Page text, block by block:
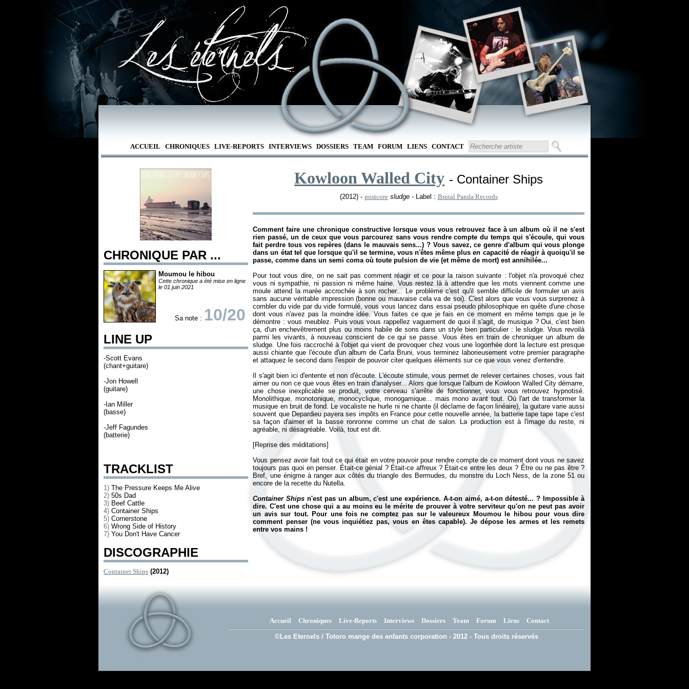
ACCUEIL CHRONIQUES LIVE-REPORTS INTERVIEWS DOSSIERS TEAM FORUM LIENS CONTACT
CHRONIQUE PAR ...
Moumou le hibou
Cette chronique a été mise en ligne
le 01 juin 2021
Sa note : 10/20
LINE UP
-Scott Evans
(chant+guitare)
-Jon Howell
(guitare)
-Ian Miller
(basse)
-Jeff Fagundes
(batterie)
TRACKLIST
1) The Pressure Keeps Me Alive
2) 50s Dad
3) Beef Cattle
4) Container Ships
5) Cornerstone
6) Wrong Side of History
7) You Don't Have Cancer
DISCOGRAPHIE
Container Ships (2012)
Kowloon Walled City - Container Ships
(2012) - postcore sludge- Label : Brutal Panda Records
Comment faire une chronique constructive lorsque vous vous retrouvez face à un album où il ne s'est
rien passé, un de ceux que vous parcourez sans vous rendre compte du temps qui s'écoule, qui vous
fait perdre tous vos repères (dans le mauvais sens...) ? Vous savez, ce genre d'album qui vous plonge
dans un état tel que lorsque qu'il se termine, vous n'êtes même plus en capacité de réagir à quoiqu'il se
passe, comme dans un semi coma où toute pulsion de vie (et même de mort) est annihilée...
Pour tout vous dire, on ne sait pas comment réagir et ce pour la raison suivante : l'objet n'a provoqué chez
vous ni sympathie, ni passion ni même haine. Vous restez là à attendre que les mots viennent comme une
moule attend la marée accrochée à son rocher... Le problème c'est qu'il semble difficile de formuler un avis
sans aucune véritable impression (bonne ou mauvaise cela va de soi). C'est alors que vous vous surprenez à
combler du vide par du vide formulé, vous vous lancez dans essai pseudo philosophique en quête d'une chose
dont vous n'avez pas la moindre idée. Vous faites ce que je fais en ce moment en même temps que je le
démontre : vous meublez. Puis vous vous rappellez vaguement de quoi il s'agit, de musique ? Oui, c'est bien
ça, d'un enchevêtrement plus ou moins habile de sons dans un style bien particulier : le sludge. Vous revoilà
parmi les vivants, à nouveau conscient de ce qui se passe. Vous êtes en train de chroniquer un album de
sludge. Une fois raccroché à l'objet qui vient de provoquer chez vous une logorrhée dont la lecture est presque
aussi chiante que l'écoute d'un album de Carla Bruni, vous terminez laborieusement votre premier paragraphe
et attaquez le second dans l'espoir de pouvoir citer quelques élèments sur ce que vous venez d'entendre.
Il s'agit bien ici d'entente et non d'écoute. L'écoute stimule, vous permet de relever certaines choses, vous fait
aimer ou non ce que vous êtes en train d'analyser... Alors que lorsque l'album de Kowloon Walled City démarre,
une chose inexplicable se produit, votre cerveau s'arrête de fonctionner, vous vous retrouvez hypnotisé.
Monolithique, monotonique, monocyclique, monogamique... mais mono avant tout. Où l'art de transformer la
musique en bruit de fond. Le vocaliste ne hurle ni ne chante (il déclame de façon linéaire), la guitare varie aussi
souvent que Depardieu payera ses impôts en France pour cette nouvelle année, la batterie tape tape tape c'est
sa façon d'aimer et la basse ronronne comme un chat de salon. La production est à l'image du reste, ni
agréable, ni désagréable. Voilà, tout est dit.
[Reprise des méditations]
Vous pensez avoir fait tout ce qui était en votre pouvoir pour rendre compte de ce moment dont vous ne savez
toujours pas quoi en penser. Était-ce génial ? Était-ce affreux ? Était-ce entre les deux ? Être ou ne pas être ?
Bref, une énigme à ranger aux côtés du triangle des Bermudes, du monstre du Loch Ness, de la zone 51 ou
encore de la recette du Nutella.
Container Ships n'est pas un album, c'est une expérience. A-t-on aimé, a-t-on détesté... ? Impossible à
dire. C'est une chose qui a au moins eu le mérite de prouver à votre serviteur qu'on ne peut pas avoir
un avis sur tout. Pour une fois ne comptez pas sur le valeureux Moumou le hibou pour vous dire
comment penser (ne vous inquiétiez pas, vous en êtes capable). Je dépose les armes et les remets
entre vos mains !
Accueil Chroniques Live-Reports Interviews Dossiers Team Forum Liens Contact
©Les Eternels / Totoro mange des enfants corporation - 2012 - Tous droits réservés